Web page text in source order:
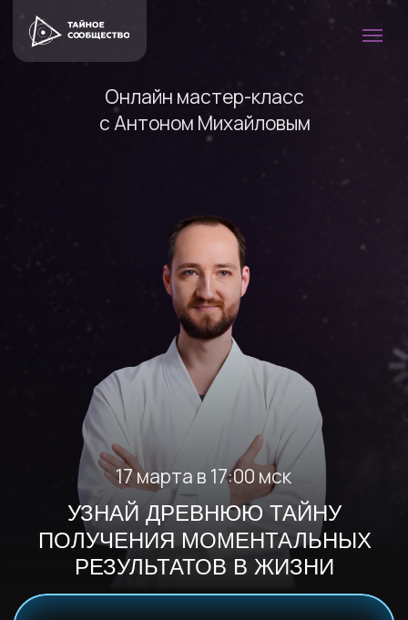
УЗНАЙ ДРЕВНЮЮ ТАЙНУ
ПОЛУЧЕНИЯ МОМЕНТАЛЬНЫХ
РЕЗУЛЬТАТОВ В ЖИЗНИ
17 марта в 17:00 мск
с Антоном Михайловым
ЗАНЯТЬ МЕСТО